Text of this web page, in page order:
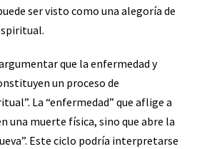
ser visto como una alegoría de
que la enfermedad y
un proceso de
La “enfermedad” que aflige a
una muerte física, sino que abre la
Este ciclo podría interpretarse